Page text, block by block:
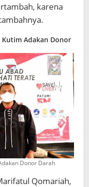
karena
Kutim Adakan Donor
Donor Darah
Qomariah,